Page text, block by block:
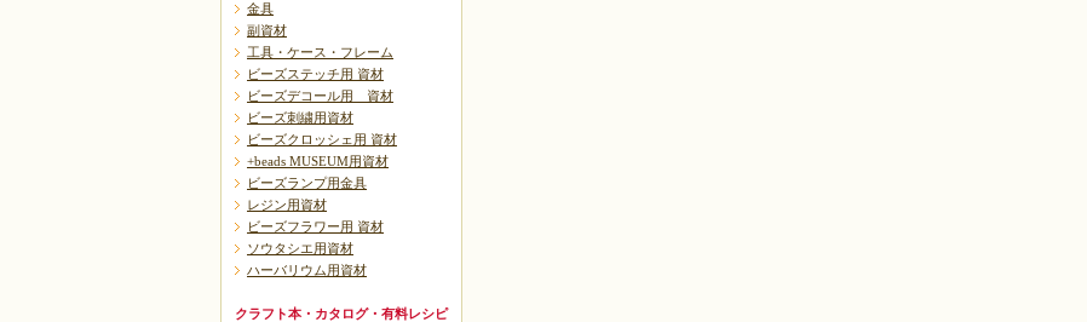
金具
副資材
工具・ケース・フレーム
ビーズステッチ用 資材
ビーズデコール用 資材
ビーズ刺繍用資材
ビーズクロッシェ用 資材
+beads MUSEUM用資材
ビーズランプ用金具
レジン用資材
ビーズフラワー用 資材
ソウタシエ用資材
ハーバリウム用資材
クラフト本・カタログ・有料レシピ